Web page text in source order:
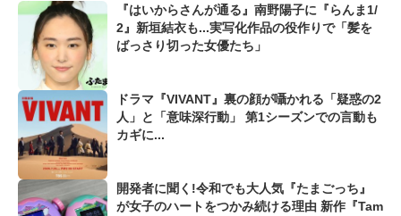
『はいからさんが通る』南野陽子に『らんま1/
2』新垣結衣も...実写化作品の役作りで「髪を
ばっさり切った女優たち」
ドラマ『VIVANT』裏の顔が囁かれる「疑惑の2
人」と「意味深行動」 第1シーズンでの言動も
カギに...
開発者に聞く!令和でも大人気『たまごっち』
が女子のハートをつかみ続ける理由 新作『Tam